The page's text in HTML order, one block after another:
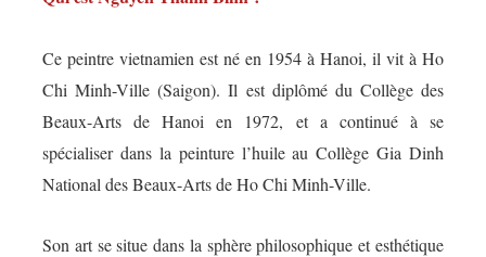
Ce peintre vietnamien est né en 1954 à Hanoi, il vit à Ho
Chi Minh-Ville (Saigon). Il est diplômé du Collège des
Beaux-Arts de Hanoi en 1972, et a continué à se
spécialiser dans la peinture l’huile au Collège Gia Dinh
National des Beaux-Arts de Ho Chi Minh-Ville.
Son art se situe dans la sphère philosophique et esthétique